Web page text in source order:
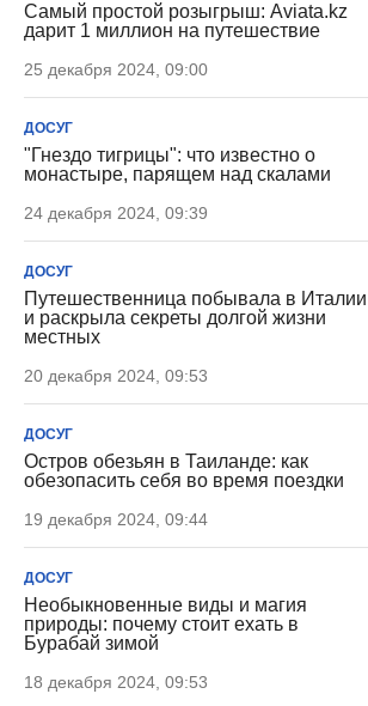
Самый простой розыгрыш: Aviata.kz
дарит 1 миллион на путешествие
25 декабря 2024, 09:00
ДОСУГ
"Гнездо тигрицы": что известно о
монастыре, парящем над скалами
24 декабря 2024, 09:39
ДОСУГ
Путешественница побывала в Италии
и раскрыла секреты долгой жизни
местных
20 декабря 2024, 09:53
ДОСУГ
Остров обезьян в Таиланде: как
обезопасить себя во время поездки
19 декабря 2024, 09:44
ДОСУГ
Необыкновенные виды и магия
природы: почему стоит ехать в
Бурабай зимой
18 декабря 2024, 09:53